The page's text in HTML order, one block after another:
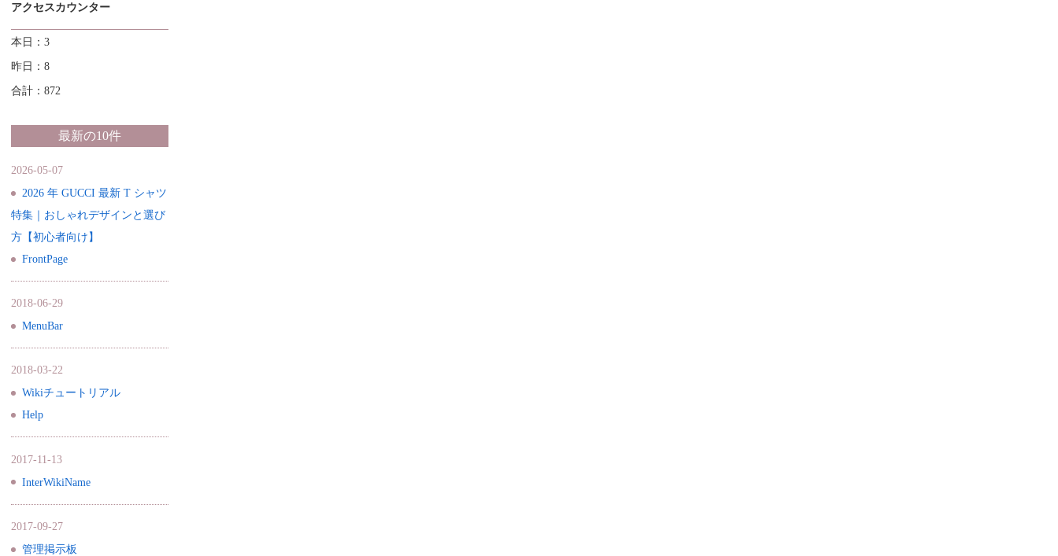
アクセスカウンター
本日：3
昨日：8
合計：872
最新の10件
2026-05-07
2026 年 GUCCI 最新 T シャツ
特集｜おしゃれデザインと選び
方【初心者向け】
FrontPage
2018-06-29
MenuBar
2018-03-22
Wikiチュートリアル
Help
2017-11-13
InterWikiName
2017-09-27
管理掲示板